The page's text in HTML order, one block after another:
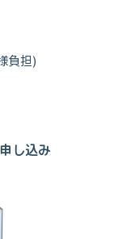
負担)
し込み